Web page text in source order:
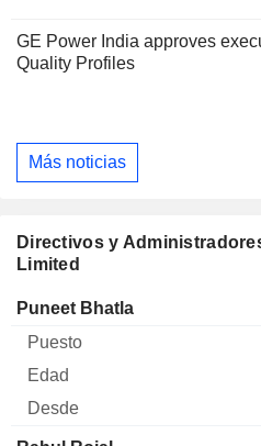
GE Power India approves
Quality Profiles
Más noticias
Directivos y
Limited
Director Puesto
Puneet Bhatla